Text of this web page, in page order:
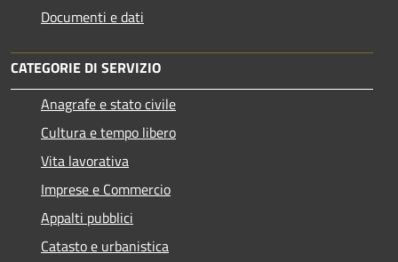
Documenti e dati
CATEGORIE DI SERVIZIO
Anagrafe e stato civile
Cultura e tempo libero
Vita lavorativa
Imprese e Commercio
Appalti pubblici
Catasto e urbanistica